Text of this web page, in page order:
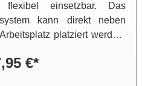
flexibel einsetzbar. Das
kann direkt neben
platziert werden.
Segmenten und kann
€*